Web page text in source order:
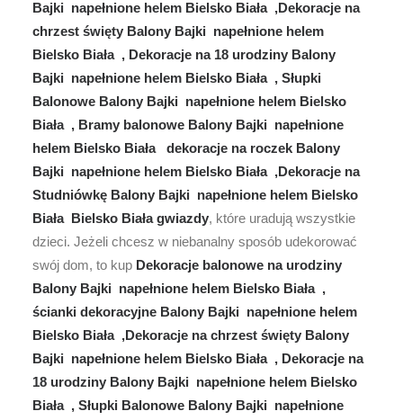
Bajki napełnione helem Bielsko Biała ,Dekoracje na
chrzest święty Balony Bajki napełnione helem
Bielsko Biała , Dekoracje na 18 urodziny Balony
Bajki napełnione helem Bielsko Biała , Słupki
Balonowe Balony Bajki napełnione helem Bielsko
Biała , Bramy balonowe Balony Bajki napełnione
helem Bielsko Biała dekoracje na roczek Balony
Bajki napełnione helem Bielsko Biała ,Dekoracje na
Studniówkę Balony Bajki napełnione helem Bielsko
Biała Bielsko Biała gwiazdy, które uradują wszystkie
dzieci. Jeżeli chcesz w niebanalny sposób udekorować
swój dom, to kup Dekoracje balonowe na urodziny
Balony Bajki napełnione helem Bielsko Biała ,
ścianki dekoracyjne Balony Bajki napełnione helem
Bielsko Biała ,Dekoracje na chrzest święty Balony
Bajki napełnione helem Bielsko Biała , Dekoracje na
18 urodziny Balony Bajki napełnione helem Bielsko
Biała , Słupki Balonowe Balony Bajki napełnione